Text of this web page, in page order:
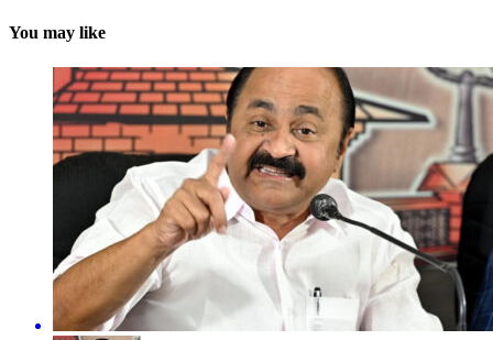
You may like